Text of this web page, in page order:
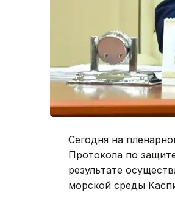
Сегодня на
Протокола по
результате
морской среды